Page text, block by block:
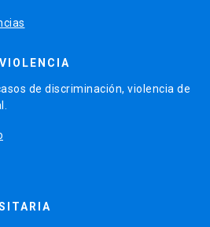
de discriminación, violencia de